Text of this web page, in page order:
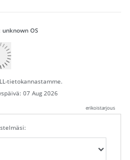
unknown OS
tietokannastamme.
07 Aug 2026
erikoistarjous